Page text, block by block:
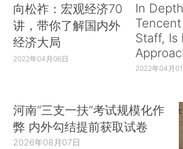
向松祚：宏观经济70
讲，带你了解国内外
经济大局
2022年04月06日
In
Staff, Is
2022年04月01
河南“三支一扶”考试规模化作
弊 内外勾结提前获取试卷
2026年08月07日